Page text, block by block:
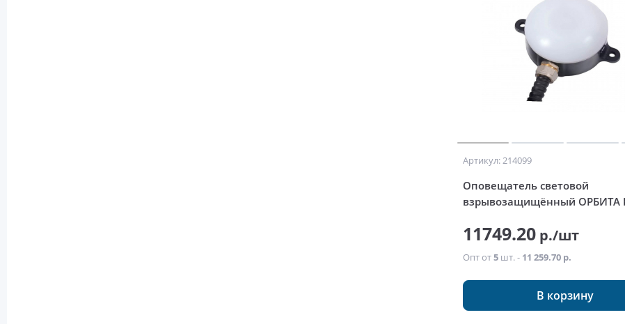
Артикул: 214099
Оповещатель световой
взрывозащищённый ОРБИТА
11749.20р./шт
Опт от5шт. - 11 259.70 р.
В корзину